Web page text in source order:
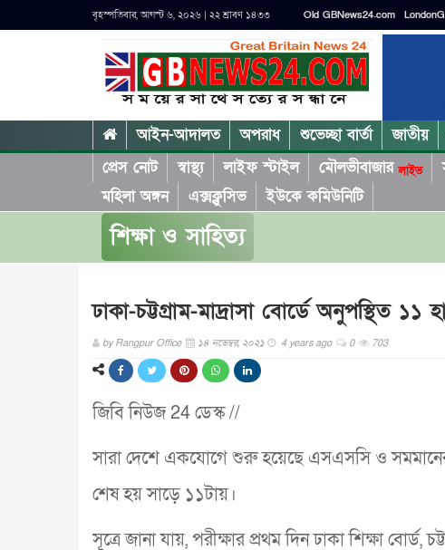
বৃহস্পতিবার, আগস্ট ৬, ২০২৬ | ২২ শ্রাবণ ১৪৩৩ Old GBNews24.com
আইন-আদালত অপরাধ শুভেচ্ছা বার্তা জাতীয়
প্রেস নোট
স্বাস্থ্য লাইফ স্টাইল মৌলভীবাজারলাইভ
মহিলা অঙ্গন
এক্সক্লুসিভ ইউকে কমিউনিটি
শিক্ষা ও সাহিত্য
ঢাকা-চট্টগ্রাম-মাদ্রাসা বোর্ডে অনুপস্থিত ১১
byRangpur Office ১৪ নভেম্বর, ২০২১ 4 years ago 0 703
জিবি নিউজ 24 ডেস্ক //
সারা দেশে একযোগে শুরু হয়েছে এসএসসি ও
শেষ হয় সাড়ে ১১টায়।
সূত্রে জানা যায়, পরীক্ষার প্রথম দিন ঢাকা শিক্ষা বোর্ড,